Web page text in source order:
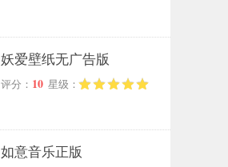
妖爱壁纸无广告版
评分： 10 星级：
如意音乐正版